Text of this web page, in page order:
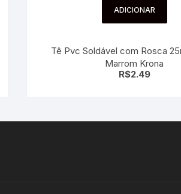
ADICIONAR
Tê Pvc Soldável com Rosca 25mmx3/4″
Marrom Krona
R$2.49